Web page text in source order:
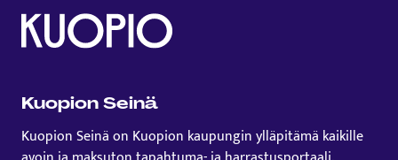
Kuopion Seinä
Kuopion Seinä on Kuopion kaupungin ylläpitämä kaikille